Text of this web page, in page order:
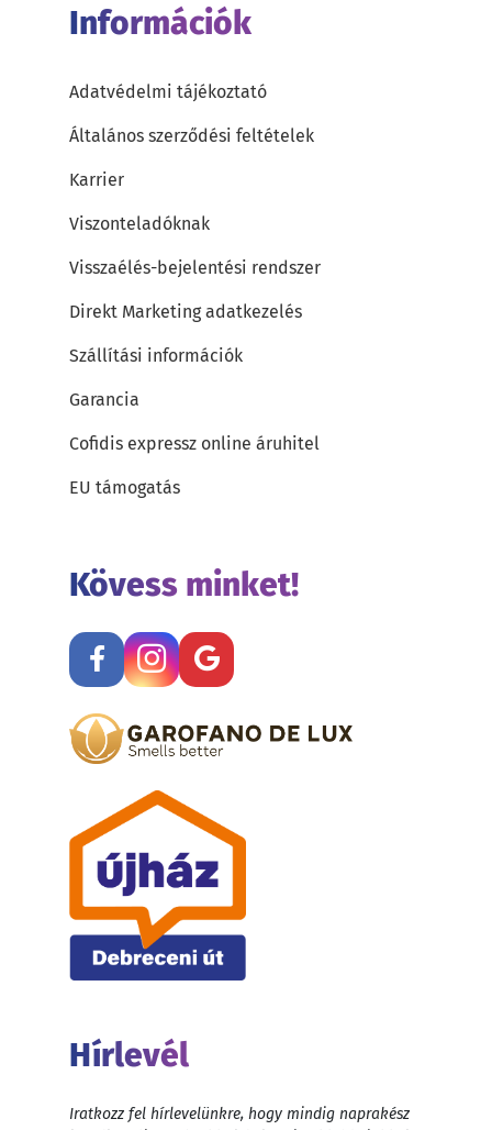
Információk
Adatvédelmi tájékoztató
Általános szerződési feltételek
Karrier
Viszonteladóknak
Visszaélés-bejelentési rendszer
Direkt Marketing adatkezelés
Szállítási információk
Garancia
Cofidis expressz online áruhitel
EU támogatás
Kövess minket!
Hírlevél
Iratkozz fel hírlevelünkre, hogy mindig naprakész